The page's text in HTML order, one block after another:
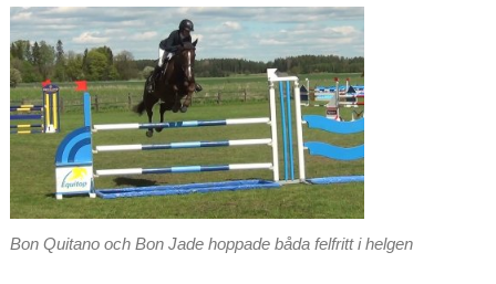
Bon Quitano och Bon Jade hoppade båda felfritt i helgen